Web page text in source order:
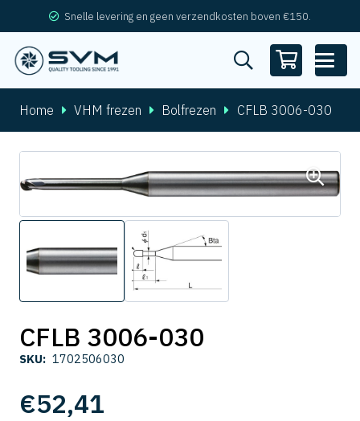
Snelle levering en geen verzendkosten boven €150.
Home VHM frezen Bolfrezen CFLB 3006-030
CFLB 3006-030
SKU: 1702506030
€52,41